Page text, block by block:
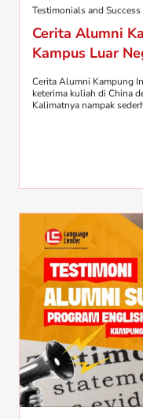
Testimonials and Success
Cerita Alumni
Kampus Luar
Cerita Alumni Kampung
keterima kuliah di China
Kalimatnya nampak